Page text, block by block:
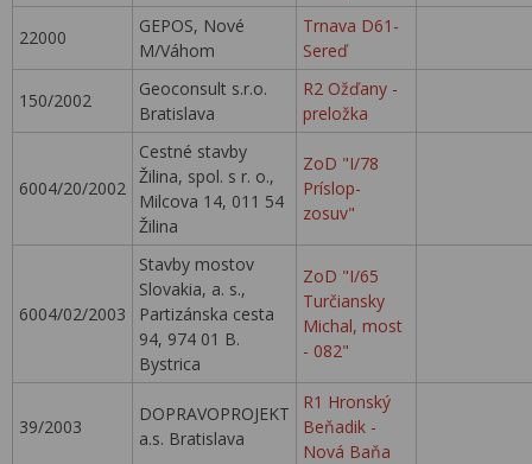
22000
GEPOS, Nové
M/Váhom
Trnava D61-
Sereď
150/2002
Geoconsult s.r.o.
Bratislava
R2 Ožďany -
preložka
6004/20/2002
Cestné stavby
Žilina, spol. s r. o.,
Milcova 14, 011 54
Žilina
ZoD "I/78
Príslop-
zosuv"
6004/02/2003
Stavby mostov
Slovakia, a. s.,
Partizánska cesta
94, 974 01 B.
Bystrica
ZoD "I/65
Turčiansky
Michal, most
- 082"
39/2003
DOPRAVOPROJEKT
a.s. Bratislava
R1 Hronský
Beňadik -
Nová Baňa